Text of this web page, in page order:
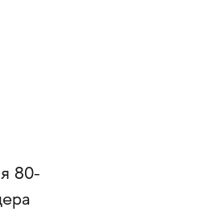
80-